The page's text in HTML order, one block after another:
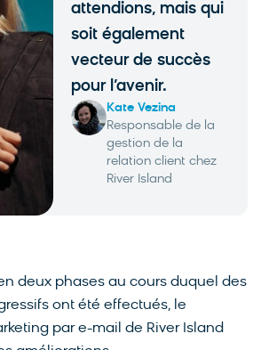
attendions, mais qui
soit également
vecteur de succès
pour l’avenir.
Kate Vezina
Responsable de la
gestion de la
relation client chez
River Island
deux phases au cours duquel des
ont été effectués, le
par e-mail de River Island